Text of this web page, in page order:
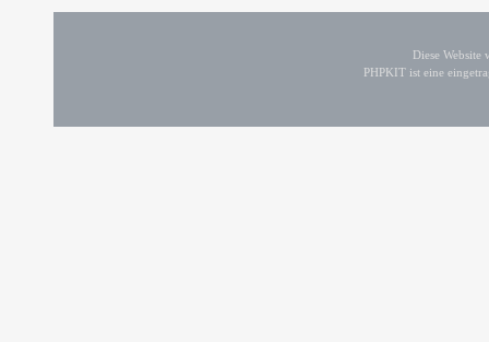
Diese
PHPKIT ist eine